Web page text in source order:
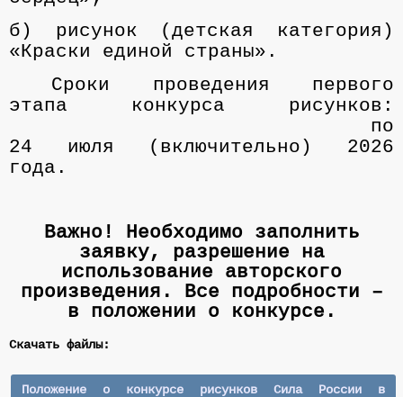
б) рисунок (детская категория)
«Краски единой страны».
Сроки проведения первого
этапа конкурса рисунков:
по
24 июля (включительно) 2026
года.
Важно! Необходимо заполнить
заявку, разрешение на
использование авторского
произведения. Все подробности –
в положении о конкурсе.
Скачать файлы:
Положение о конкурсе рисунков Сила России в